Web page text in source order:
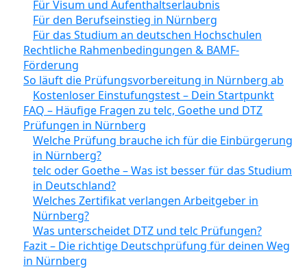
Für Visum und Aufenthaltserlaubnis
Für den Berufseinstieg in Nürnberg
Für das Studium an deutschen Hochschulen
Rechtliche Rahmenbedingungen & BAMF-
Förderung
So läuft die Prüfungsvorbereitung in Nürnberg ab
Kostenloser Einstufungstest – Dein Startpunkt
FAQ – Häufige Fragen zu telc, Goethe und DTZ
Prüfungen in Nürnberg
Welche Prüfung brauche ich für die Einbürgerung
in Nürnberg?
telc oder Goethe – Was ist besser für das Studium
in Deutschland?
Welches Zertifikat verlangen Arbeitgeber in
Nürnberg?
Was unterscheidet DTZ und telc Prüfungen?
Fazit – Die richtige Deutschprüfung für deinen Weg
in Nürnberg